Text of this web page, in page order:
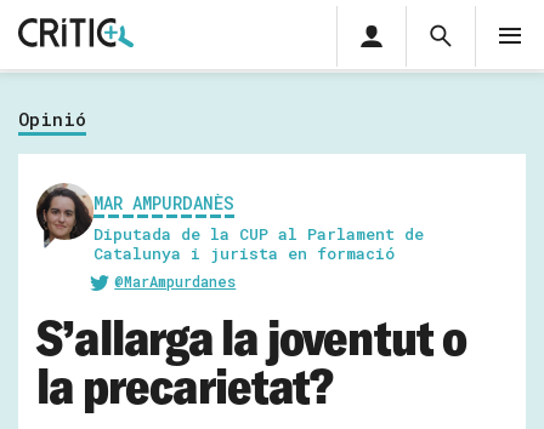
Cerca
Cerca
privada
Inicia sessió
Opinió
MAR AMPURDANÈS
Diputada de la CUP al Parlament de
Catalunya i jurista en formació
@MarAmpurdanes
S’allarga la joventut o
la precarietat?